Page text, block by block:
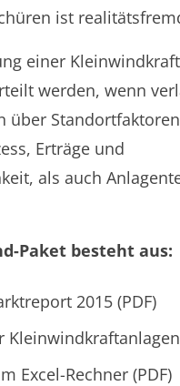
ist
einer
werden, wenn
über
Erträge und
als auch
Paket besteht aus:
2015 (PDF)
Kleinwindkraftanlagen
Excel-Rechner (PDF)